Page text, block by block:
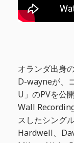
オランダ出身
D-wayneが、
U」のPVを公
Wall
スしたシング
Hardwell、